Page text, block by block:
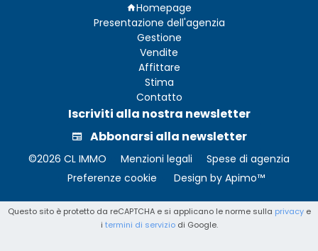
Homepage
Presentazione dell'agenzia
Gestione
Vendite
Affittare
Stima
Contatto
Iscriviti alla nostra newsletter
Abbonarsi alla newsletter
©2026 CL IMMO Menzioni legali
Spese di agenzia
Preferenze cookie
Design by Apimo™
Questo sito è protetto da reCAPTCHA e si applicano le norme sulla privacye
i termini di serviziodi Google.